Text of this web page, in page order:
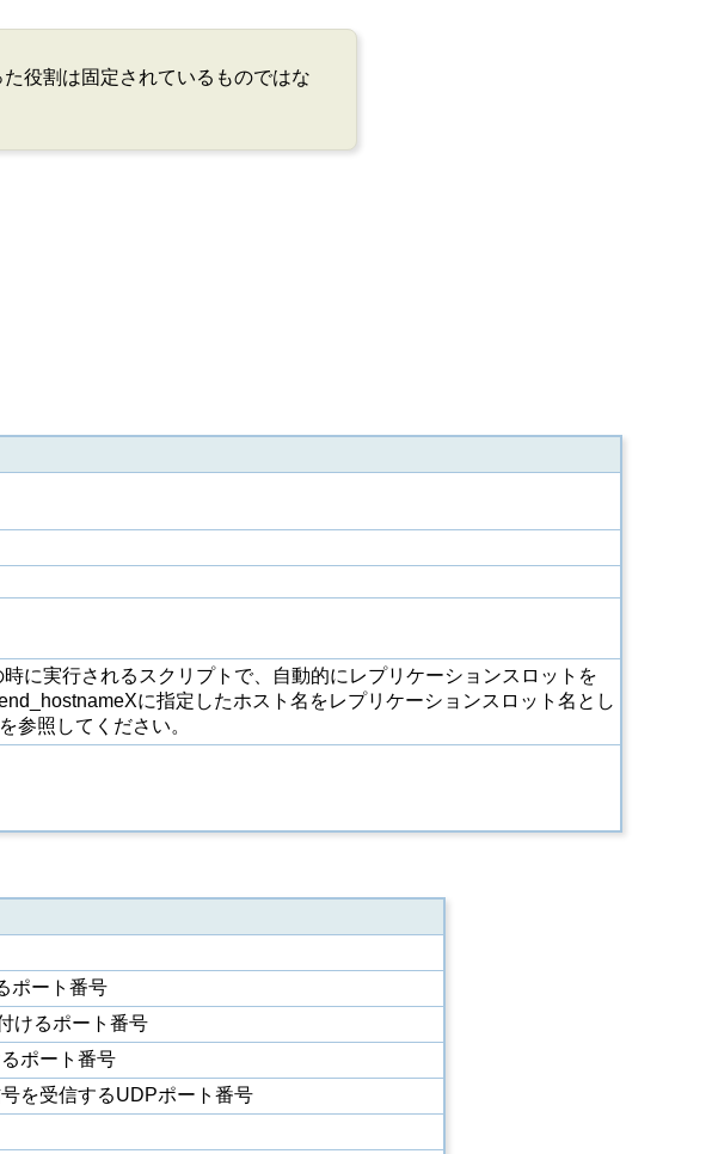
役割は固定されているものではな
に実行されるスクリプトで、自動的にレプリケーションスロットを
に指定したホスト名をレプリケーションスロット名とし
参照してください。
ポート番号
けるポート番号
ポート番号
を受信するUDPポート番号